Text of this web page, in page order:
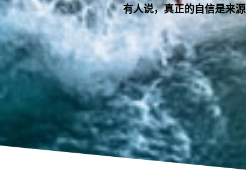
有人说，真正的自信是来